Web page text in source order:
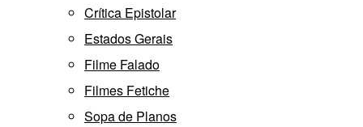
Crítica Epistolar
Estados Gerais
Filme Falado
Filmes Fetiche
Sopa de Planos